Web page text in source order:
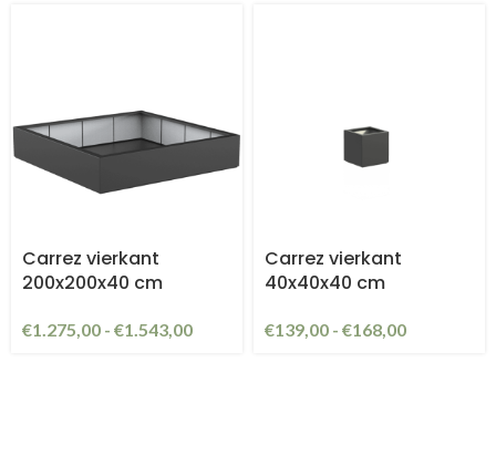
Carrez vierkant
200x200x40 cm
€1.275,00 - €1.543,00
Carrez vierkant
40x40x40 cm
€139,00 - €168,00